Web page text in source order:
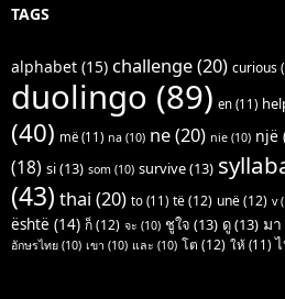
TAGS
alphabet (15) challenge(20) curious
duolingo (89) en (11)
(40) më (11) na (10) ne(20) nie (10) një
(18) si(13) som (10) survive(13)
(43) thai (20) to (11) të(12) unë(12) v
është (14) ก็(12) จะ (10) ชูใจ (13) ดู(13) มา
อักษรไทย (10) เขา (10) และ (10) โต (12) ให้ (11)